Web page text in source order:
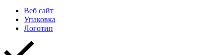
Веб сайт
Упаковка
Логотип